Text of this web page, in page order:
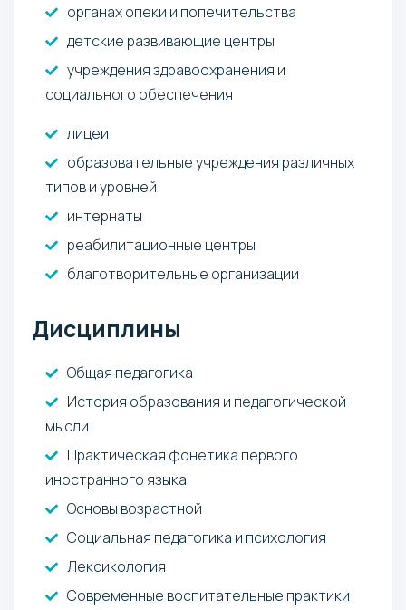
органах опеки и попечительства
детские развивающие центры
учреждения здравоохранения и
социального обеспечения
лицеи
образовательные учреждения различных
типов и уровней
интернаты
реабилитационные центры
благотворительные организации
Дисциплины
Общая педагогика
История образования и педагогической
мысли
Практическая фонетика первого
иностранного языка
Основы возрастной
Социальная педагогика и психология
Лексикология
Современные воспитательные практики